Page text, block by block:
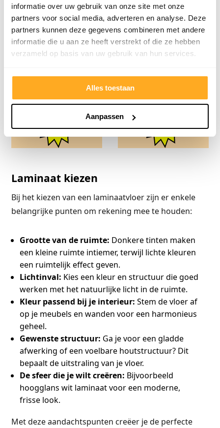
informatie over uw gebruik van onze site met onze
partners voor social media, adverteren en analyse. Deze
partners kunnen deze gegevens combineren met andere
informatie die u aan ze heeft verstrekt of die ze hebben
verzameld op basis van uw gebruik van hun services.
Alles toestaan
Aanpassen
I.C.M. ONDERVLOER!
I.C.M. PLINTEN!
Hoogglans laminaat
vanaf
aan vanaf €8,98 en in
veel tinten.
I.C.M. ONDERVLOER!
I.C.M. PLINTEN!
Laminaat kiezen
Bij het kiezen van een laminaatvloer zijn er enkele
belangrijke punten om rekening mee te houden:
Grootte van de ruimte: Donkere tinten maken
een kleine ruimte intiemer, terwijl lichte kleuren
een ruimtelijk effect geven.
Lichtinval: Kies een kleur en structuur die goed
werken met het natuurlijke licht in de ruimte.
Kleur passend bij je interieur: Stem de vloer af
op je meubels en wanden voor een harmonieus
geheel.
Gewenste structuur: Ga je voor een gladde
afwerking of een voelbare houtstructuur? Dit
bepaalt de uitstraling van je vloer.
De sfeer die je wilt creëren: Bijvoorbeeld
hoogglans wit laminaat voor een moderne,
frisse look.
Met deze aandachtspunten creëer je de perfecte